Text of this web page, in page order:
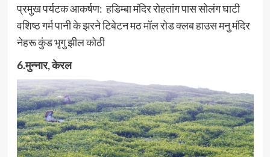
प्रमुख पर्यटक आकर्षण: हडिम्बा मंदिर रोहतांग पास सोलंग घाटी
वशिष्ठ गर्म पानी के झरने टिबेटन मठ मॉल रोड क्लब हाउस मनु मंदिर
नेहरू कुंड भृगु झील कोठी
6.मुन्नार, केरल